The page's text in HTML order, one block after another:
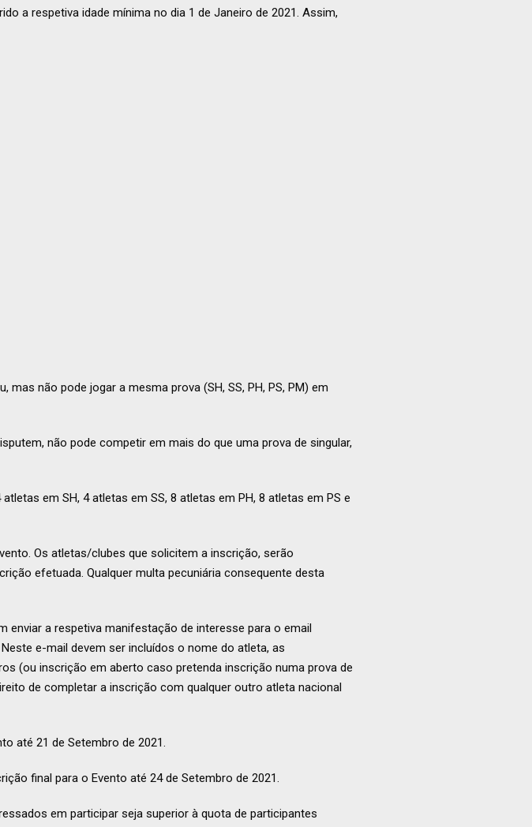
a respetiva idade mínima no dia 1 de Janeiro de 2021. Assim,
não pode jogar a mesma prova (SH, SS, PH, PS, PM) em
não pode competir em mais do que uma prova de singular,
em SH, 4 atletas em SS, 8 atletas em PH, 8 atletas em PS e
Os atletas/clubes que solicitem a inscrição, serão
efetuada. Qualquer multa pecuniária consequente desta
enviar a respetiva manifestação de interesse para o email
e-mail devem ser incluídos o nome do atleta, as
(ou inscrição em aberto caso pretenda inscrição numa prova de
de completar a inscrição com qualquer outro atleta nacional
até 21 de Setembro de 2021.
final para o Evento até 24 de Setembro de 2021.
em participar seja superior à quota de participantes